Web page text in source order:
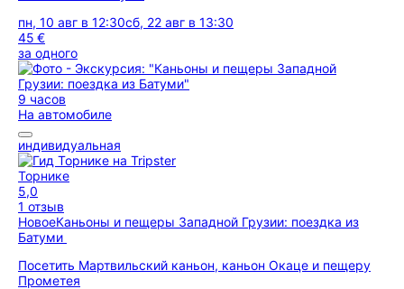
пн, 10 авг в 12:30сб, 22 авг в 13:30
45 €
за одного
9 часов
На автомобиле
индивидуальная
Торнике
5,0
1 отзыв
НовоеКаньоны и пещеры Западной Грузии: поездка из
Батуми
Посетить Мартвильский каньон, каньон Окаце и пещеру
Прометея